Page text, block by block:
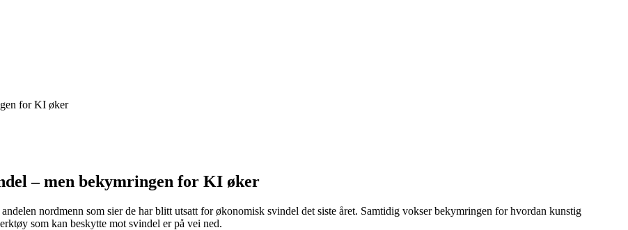
for KI øker
– men bekymringen for KI øker
nordmenn som sier de har blitt utsatt for økonomisk svindel det siste året. Samtidig vokser bekymringen for hvordan kunstig
som kan beskytte mot svindel er på vei ned.